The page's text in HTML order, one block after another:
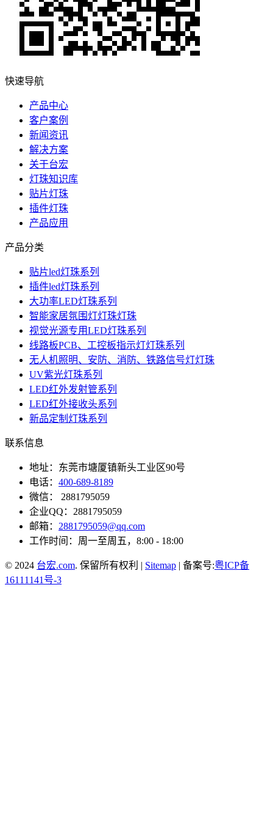
快速导航
产品中心
客户案例
新闻资讯
解决方案
关于台宏
灯珠知识库
贴片灯珠
插件灯珠
产品应用
产品分类
贴片led灯珠系列
插件led灯珠系列
大功率LED灯珠系列
智能家居氛围灯灯珠灯珠
视觉光源专用LED灯珠系列
线路板PCB、工控板指示灯灯珠系列
无人机照明、安防、消防、铁路信号灯灯珠
UV紫光灯珠系列
LED红外发射管系列
LED红外接收头系列
新品定制灯珠系列
联系信息
地址：东莞市塘厦镇新头工业区90号
电话： 400-689-8189
微信： 2881795059
企业QQ：2881795059
邮箱： 2881795059@qq.com
工作时间：周一至周五，8:00 - 18:00
© 2024 台宏.com. 保留所有权利 | Sitemap | 备案号:粤ICP备
16111141号-3